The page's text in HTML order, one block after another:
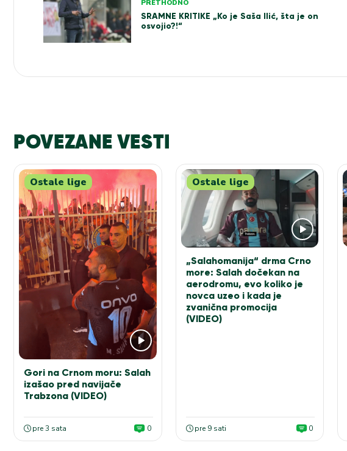
članka
PRETHODNO
SRAMNE KRITIKE „Ko je Saša Ilić, šta je on
osvojio?!“
POVEZANE VESTI
Ostale lige
Gori na Crnom moru: Salah
izašao pred navijače
Trabzona (VIDEO)
pre 3 sata 0
Ostale lige
„Salahomanija“ drma Crno
more: Salah dočekan na
aerodromu, evo koliko je
novca uzeo i kada je
zvanična promocija
(VIDEO)
pre 9 sati 0